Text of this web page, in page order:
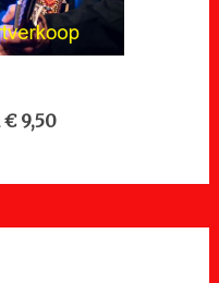
9,50